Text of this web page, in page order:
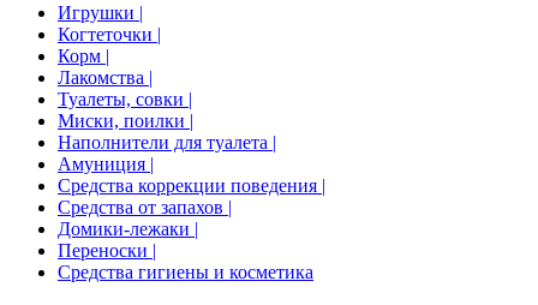
Игрушки |
Когтеточки |
Корм |
Лакомства |
Туалеты, совки |
Миски, поилки |
Наполнители для туалета |
Амуниция |
Средства коррекции поведения |
Средства от запахов |
Домики-лежаки |
Переноски |
Средства гигиены и косметика